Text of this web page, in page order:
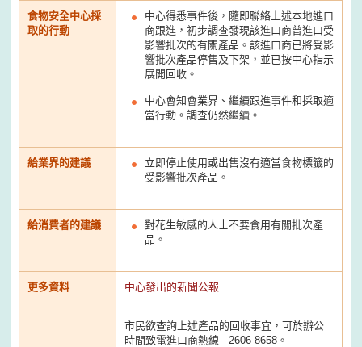
食物安全中心採
取的行動
中心得悉事件後，隨即聯絡上述本地進口
商跟進，初步調查發現該進口商曾進口受
影響批次的有關產品。該進口商已將受影
響批次產品停售及下架，並已按中心指示
展開回收。
中心會知會業界、繼續跟進事件和採取適
當行動。調查仍然繼續。
給業界的建議
立即停止使用或出售沒有適當食物標籤的
受影響批次產品。
給消費者的建議
對花生敏感的人士不要食用有關批次產
品。
更多資料 中心發出的新聞公報
市民欲查詢上述產品的回收事宜，可於辦公
時間致電進口商熱線 2606 8658。